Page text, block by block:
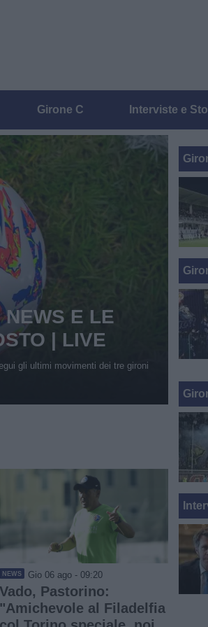
Girone C Interviste e
C
NEWS E LE
| LIVE
gli ultimi movimenti dei tre gironi
NEWS Gio 06 ago - 09:20
Vado, Pastorino:
"Amichevole al Filadelfia